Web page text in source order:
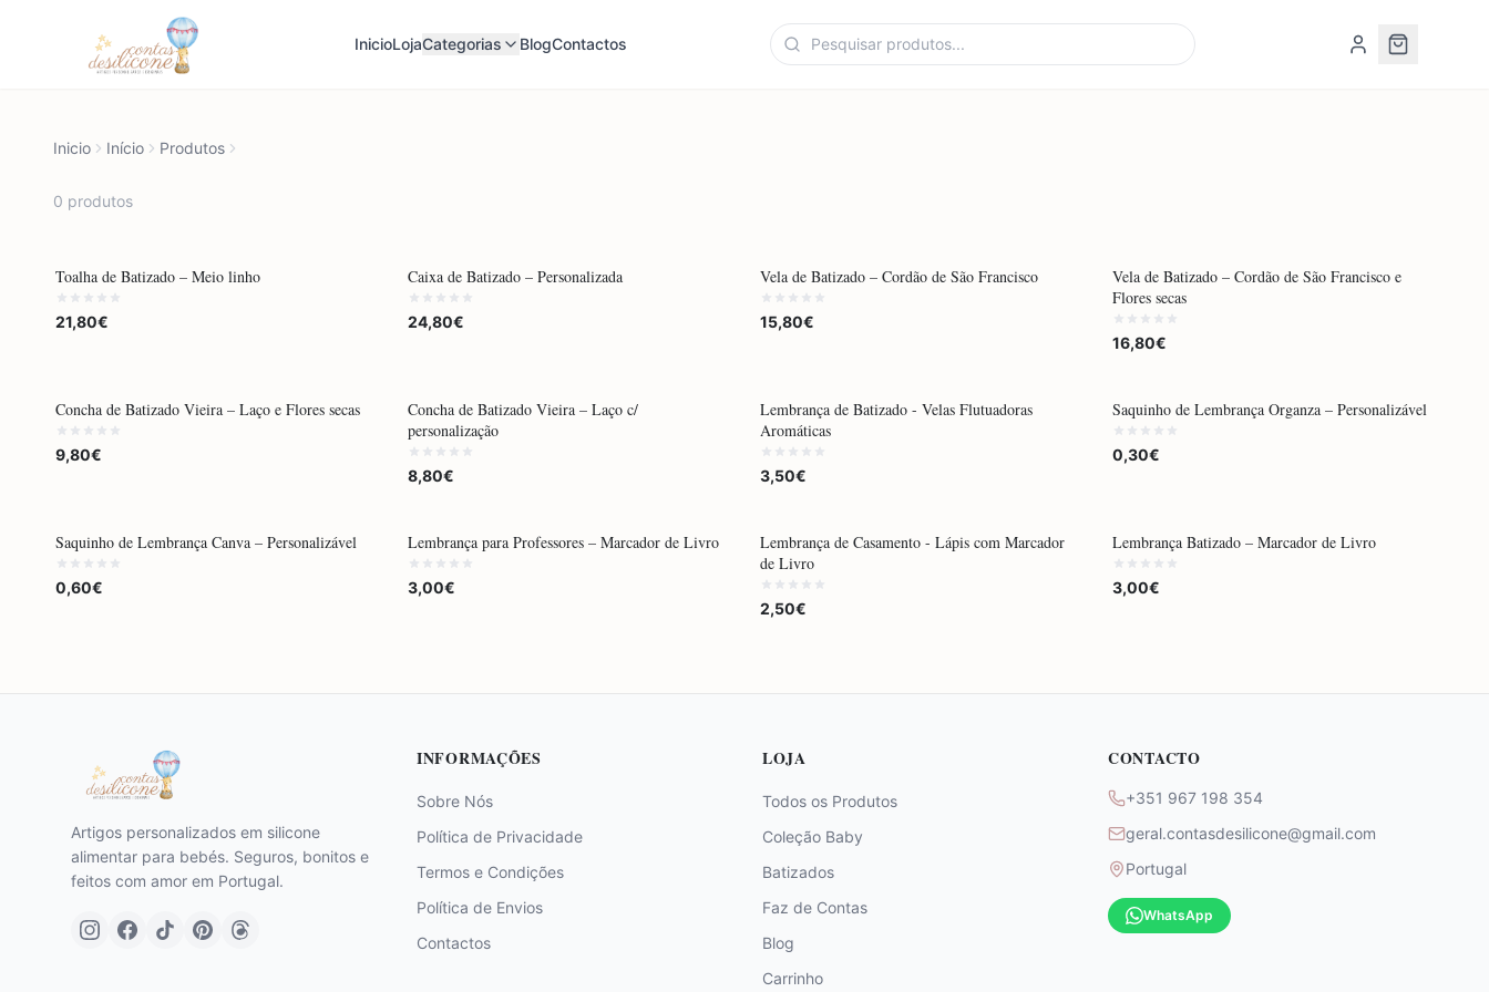
InicioLojaCategorias BlogContactos
Inicio Início Produtos
0 produtos
Toalha de Batizado – Meio linho
21,80€
Caixa de Batizado – Personalizada
24,80€
Vela de Batizado – Cordão de São Francisco
15,80€
Vela de Batizado – Cordão de São Francisco e
Flores secas
16,80€
Concha de Batizado Vieira – Laço e Flores secas
9,80€
Concha de Batizado Vieira – Laço c/
personalização
8,80€
Lembrança de Batizado - Velas Flutuadoras
Aromáticas
3,50€
Saquinho de Lembrança Organza – Personalizável
0,30€
Saquinho de Lembrança Canva – Personalizável
0,60€
POR ENCOMENDA
Lembrança para Professores – Marcador de Livro
3,00€
Lembrança de Casamento - Lápis com Marcador
de Livro
2,50€
Lembrança Batizado – Marcador de Livro
3,00€
Artigos personalizados em silicone
alimentar para bebés. Seguros, bonitos e
feitos com amor em Portugal.
INFORMAÇÕES
Sobre Nós
Política de Privacidade
Termos e Condições
Política de Envios
Contactos
LOJA
Todos os Produtos
Coleção Baby
Batizados
Faz de Contas
Blog
Carrinho
CONTACTO
+351 967 198 354
geral.contasdesilicone@gmail.com
Portugal
WhatsApp